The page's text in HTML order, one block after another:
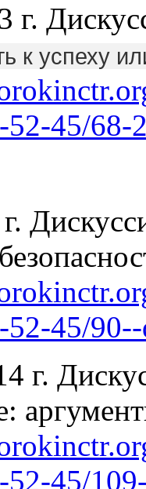
г.
к успеху
52-45/
52-45/
г.
52-45/